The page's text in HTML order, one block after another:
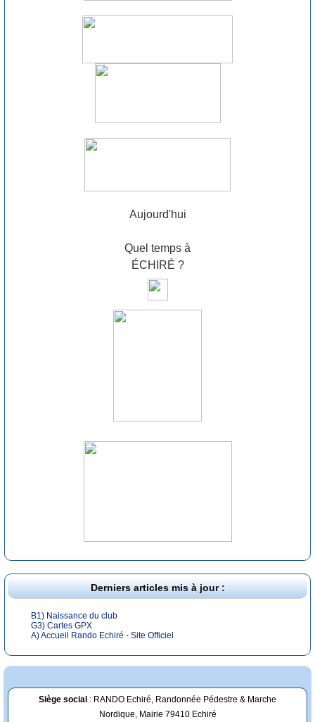
Aujourd'hui
Quel temps à
ÉCHIRÉ ?
Derniers articles mis à jour :
B1) Naissance du club
G3) Cartes GPX
A) Accueil Rando Echiré - Site Officiel
Siège social : RANDO Echiré, Randonnée Pédestre & Marche
Nordique, Mairie 79410 Echiré